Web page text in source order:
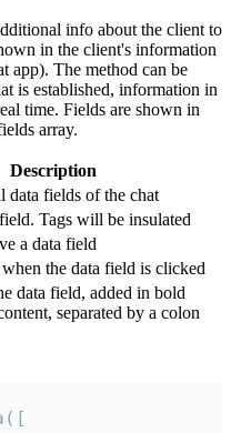
info about the client to
in the client's information
app). The method can be
is established, information in
time. Fields are shown in
array.
Description
data fields of the chat
Tags will be insulated
a data field
the data field is clicked
data field, added in bold
separated by a colon